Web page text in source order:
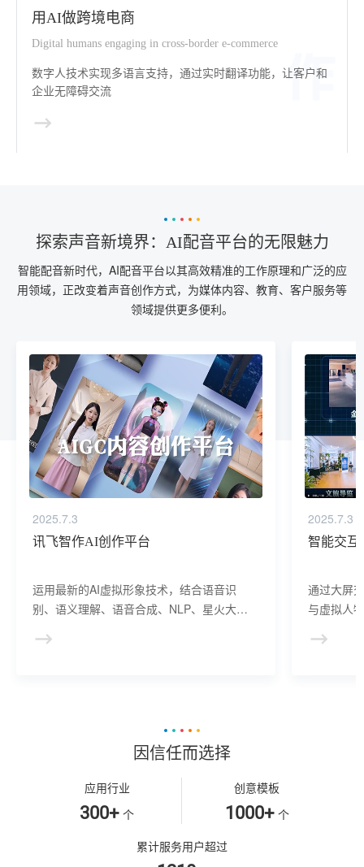
用AI做跨境电商
Digital humans engaging in cross-border e-commerce
数字人技术实现多语言支持，通过实时翻译功能，让客户和
企业无障碍交流
探索声音新境界：AI配音平台的无限魅力
智能配音新时代，AI配音平台以其高效精准的工作原理和广泛的应
用领域，正改变着声音创作方式，为媒体内容、教育、客户服务等
领域提供更多便利。
2025.7.3
讯飞智作AI创作平台
运用最新的AI虚拟形象技术，结合语音识
别、语义理解、语音合成、NLP、星火大模
建、AI驱动、多模态交互的多场景虚拟人产
2025.7.3
智能交互
通过大屏
与虚拟人
景，可广
因信任而选择
应用行业
300+ 个
创意模板
1000+ 个
累计服务用户超过